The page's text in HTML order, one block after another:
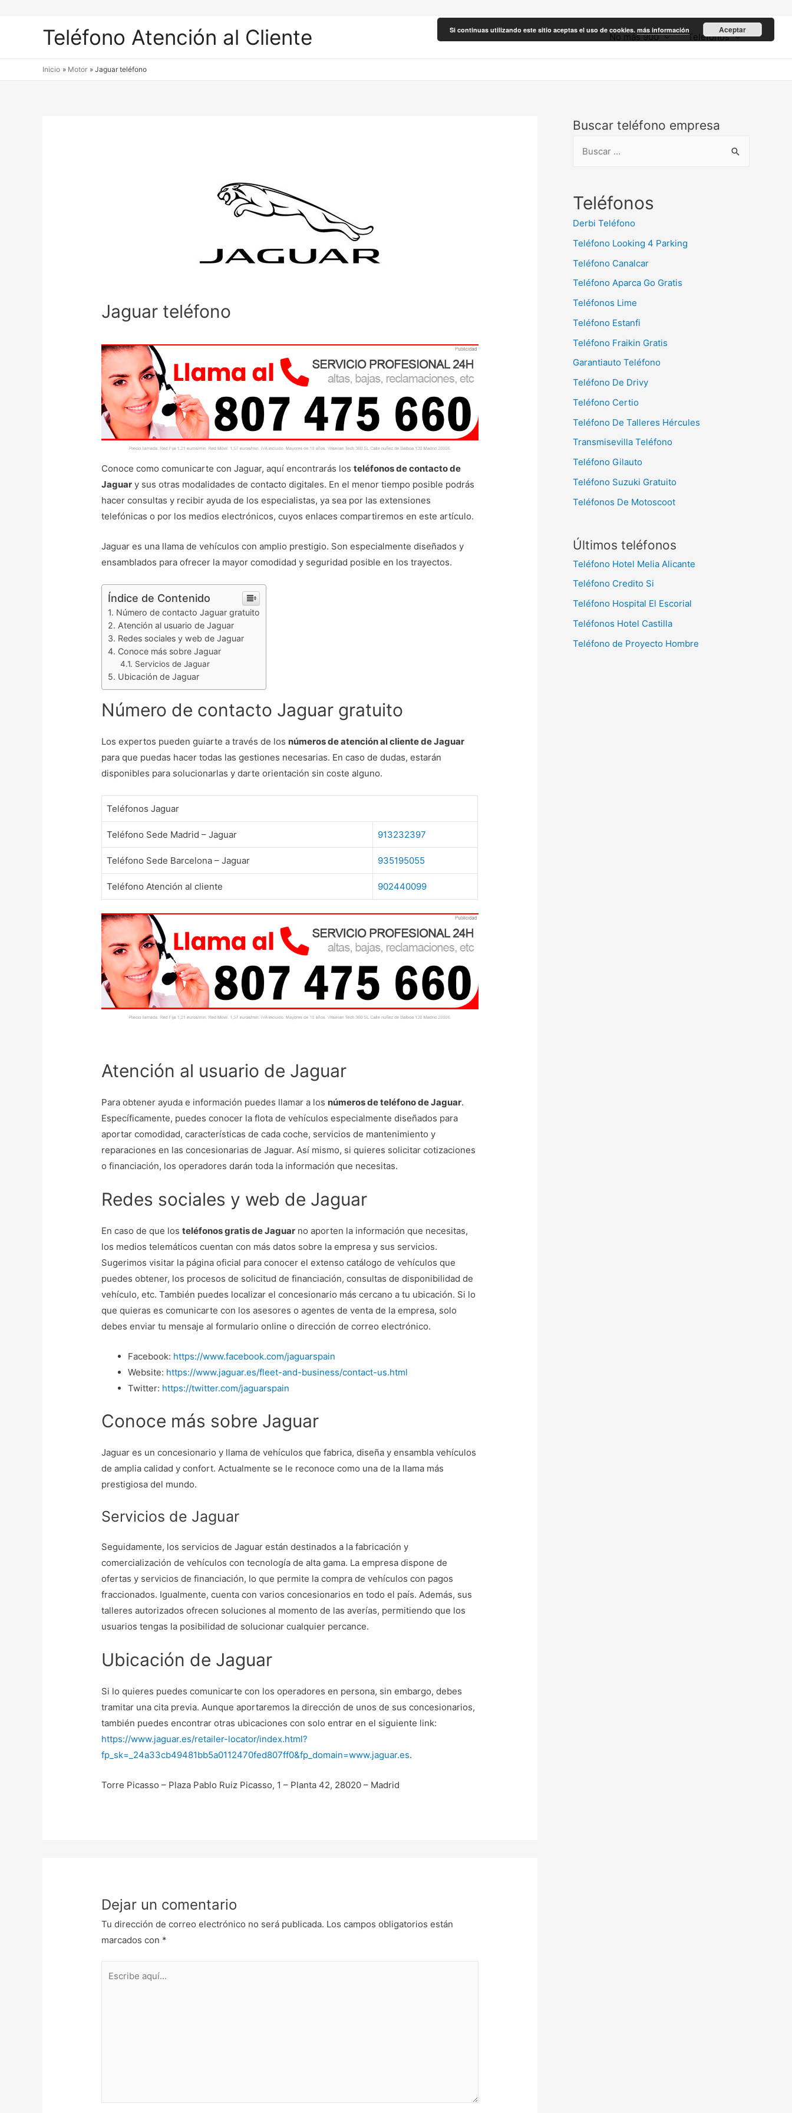
Teléfono Atención al Cliente No más 900 Teléfonos
Inicio Motor Jaguar teléfono
Jaguar teléfono
Conoce como comunicarte con Jaguar, aquí encontrarás losteléfonos de contacto de
Jaguar y sus otras modalidades de contacto digitales. En el menor tiempo posible podrás
hacer consultas y recibir ayuda de los especialistas, ya sea por las extensiones
telefónicas o por los medios electrónicos, cuyos enlaces compartiremos en este artículo.
Jaguar es una llama de vehículos con amplio prestigio. Son especialmente diseñados y
ensamblados para ofrecer la mayor comodidad y seguridad posible en los trayectos.
Índice de Contenido
Número de contacto Jaguar gratuito
Atención al usuario de Jaguar
Redes sociales y web de Jaguar
Conoce más sobre Jaguar
Servicios de Jaguar
Ubicación de Jaguar
Número de contacto Jaguar gratuito
Los expertos pueden guiarte a través de los números de atención al cliente de Jaguar
para que puedas hacer todas las gestiones necesarias. En caso de dudas, estarán
disponibles para solucionarlas y darte orientación sin coste alguno.
Teléfonos Jaguar
Teléfono Sede Madrid – Jaguar 913232397
Teléfono Sede Barcelona – Jaguar 935195055
Teléfono Atención al cliente 902440099
Atención al usuario de Jaguar
Para obtener ayuda e información puedes llamar a los números de teléfono de Jaguar.
Específicamente, puedes conocer la flota de vehículos especialmente diseñados para
aportar comodidad, características de cada coche, servicios de mantenimiento y
reparaciones en las concesionarias de Jaguar. Así mismo, si quieres solicitar cotizaciones
o financiación, los operadores darán toda la información que necesitas.
Redes sociales y web de Jaguar
En caso de que losteléfonos gratis de Jaguar no aporten la información que necesitas,
los medios telemáticos cuentan con más datos sobre la empresa y sus servicios.
Sugerimos visitar la página oficial para conocer el extenso catálogo de vehículos que
puedes obtener, los procesos de solicitud de financiación, consultas de disponibilidad de
vehículo, etc. También puedes localizar el concesionario más cercano a tu ubicación. Si lo
que quieras es comunicarte con los asesores o agentes de venta de la empresa, solo
debes enviar tu mensaje al formulario online o dirección de correo electrónico.
Facebook: https://www.facebook.com/jaguarspain
Website: https://www.jaguar.es/fleet-and-business/contact-us.html
Twitter: https://twitter.com/jaguarspain
Conoce más sobre Jaguar
Jaguar es un concesionario y llama de vehículos que fabrica, diseña y ensambla vehículos
de amplia calidad y confort. Actualmente se le reconoce como una de la llama más
prestigiosa del mundo.
Servicios de Jaguar
Seguidamente, los servicios de Jaguar están destinados a la fabricación y
comercialización de vehículos con tecnología de alta gama. La empresa dispone de
ofertas y servicios de financiación, lo que permite la compra de vehículos con pagos
fraccionados. Igualmente, cuenta con varios concesionarios en todo el país. Además, sus
talleres autorizados ofrecen soluciones al momento de las averías, permitiendo que los
usuarios tengas la posibilidad de solucionar cualquier percance.
Ubicación de Jaguar
Si lo quieres puedes comunicarte con los operadores en persona, sin embargo, debes
tramitar una cita previa. Aunque aportaremos la dirección de unos de sus concesionarios,
también puedes encontrar otras ubicaciones con solo entrar en el siguiente link:
https://www.jaguar.es/retailer-locator/index.html?
fp_sk=_24a33cb49481bb5a0112470fed807ff0&fp_domain=www.jaguar.es.
Torre Picasso – Plaza Pablo Ruiz Picasso, 1 – Planta 42, 28020 – Madrid
Dejar un comentario
Tu dirección de correo electrónico no será publicada. Los campos obligatorios están
marcados con *
Buscar teléfono empresa
c
Teléfonos
Derbi Teléfono
Teléfono Looking 4 Parking
Teléfono Canalcar
Teléfono Aparca Go Gratis
Teléfonos Lime
Teléfono Estanfi
Teléfono Fraikin Gratis
Garantiauto Teléfono
Teléfono De Drivy
Teléfono Certio
Teléfono De Talleres Hércules
Transmisevilla Teléfono
Teléfono Gilauto
Teléfono Suzuki Gratuito
Teléfonos De Motoscoot
Últimos teléfonos
Teléfono Hotel Melia Alicante
Teléfono Credito Si
Teléfono Hospital El Escorial
Teléfonos Hotel Castilla
Teléfono de Proyecto Hombre
Si continuas utilizando este sitio aceptas el uso de cookies. más información Aceptar